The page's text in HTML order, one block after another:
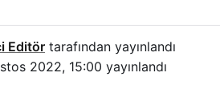
Editör tarafından yayınlandı
2022, 15:00 yayınlandı